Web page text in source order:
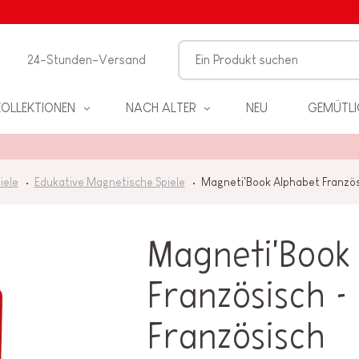
24-Stunden-Versand
NACH ALTER NEU
Edukative Magnetische Spiele Magneti'Book Alphabet
Französisch
Französisch